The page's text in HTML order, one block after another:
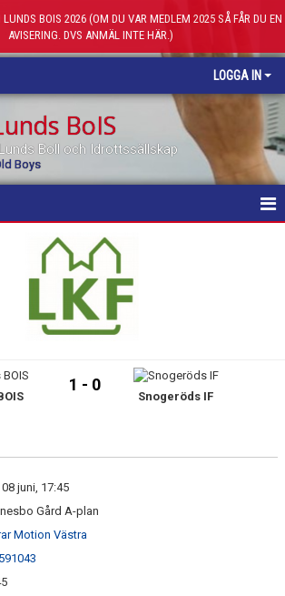
BOIS 2026 (OM DU VAR MEDLEM 2025 SÅ FÅR DU EN
AVISERING. DVS ANMÄL INTE HÄR.)
LOGGA IN
BoIS
Boll och Idrottssällskap
Boys
1 - 0
Snogeröds IF
juni, 17:45
Gård A-plan
Motion Västra